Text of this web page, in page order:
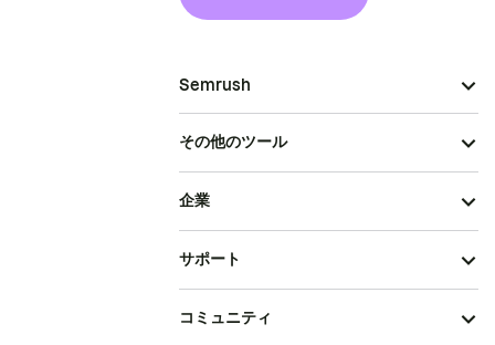
Semrush
その他のツール
企業
サポート
コミュニティ